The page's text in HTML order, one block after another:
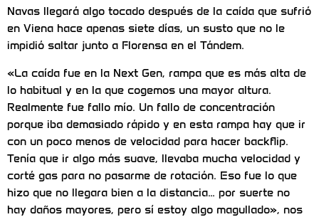
Navas llegará algo tocado después de la caída que sufrió
en Viena hace apenas siete días, un susto que no le
impidió saltar junto a Florensa en el Tándem.
«La caída fue en la Next Gen, rampa que es más alta de
lo habitual y en la que cogemos una mayor altura.
Realmente fue fallo mío. Un fallo de concentración
porque iba demasiado rápido y en esta rampa hay que ir
con un poco menos de velocidad para hacer backflip.
Tenía que ir algo más suave, llevaba mucha velocidad y
corté gas para no pasarme de rotación. Eso fue lo que
hizo que no llegara bien a la distancia… por suerte no
hay daños mayores, pero sí estoy algo magullado», nos